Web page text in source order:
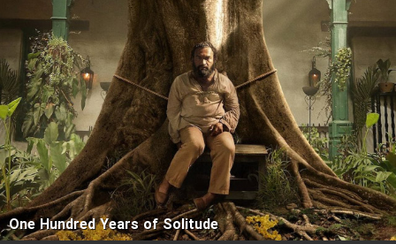
One Hundred Years of Solitude